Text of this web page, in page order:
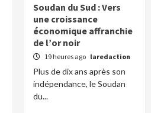
Soudan du Sud : Vers
une croissance
économique affranchie
de l’or noir
19 heures ago laredaction
Plus de dix ans après son
indépendance, le Soudan
du...